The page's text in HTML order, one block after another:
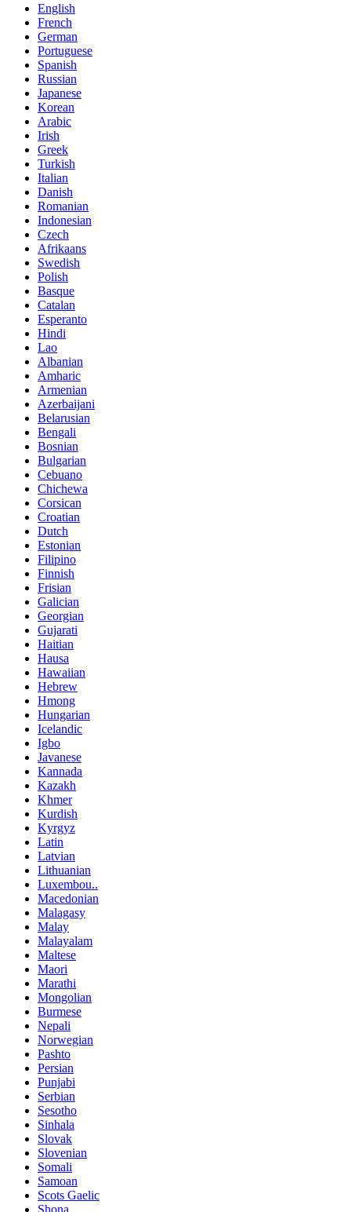
English
French
German
Portuguese
Spanish
Russian
Japanese
Korean
Arabic
Irish
Greek
Turkish
Italian
Danish
Romanian
Indonesian
Czech
Afrikaans
Swedish
Polish
Basque
Catalan
Esperanto
Hindi
Lao
Albanian
Amharic
Armenian
Azerbaijani
Belarusian
Bengali
Bosnian
Bulgarian
Cebuano
Chichewa
Corsican
Croatian
Dutch
Estonian
Filipino
Finnish
Frisian
Galician
Georgian
Gujarati
Haitian
Hausa
Hawaiian
Hebrew
Hmong
Hungarian
Icelandic
Igbo
Javanese
Kannada
Kazakh
Khmer
Kurdish
Kyrgyz
Latin
Latvian
Lithuanian
Luxembou..
Macedonian
Malagasy
Malay
Malayalam
Maltese
Maori
Marathi
Mongolian
Burmese
Nepali
Norwegian
Pashto
Persian
Punjabi
Serbian
Sesotho
Sinhala
Slovak
Slovenian
Somali
Samoan
Scots Gaelic
Shona